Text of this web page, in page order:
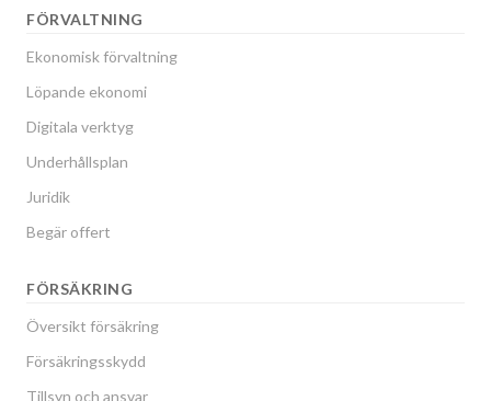
FÖRVALTNING
Ekonomisk förvaltning
Löpande ekonomi
Digitala verktyg
Underhållsplan
Juridik
Begär offert
FÖRSÄKRING
Översikt försäkring
Försäkringsskydd
Tillsyn och ansvar